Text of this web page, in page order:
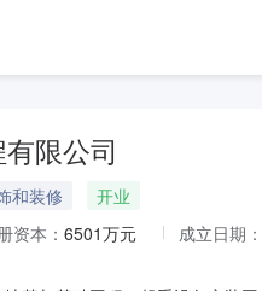
限公司
和装修
开业
资本： 6501万元 成立日期：